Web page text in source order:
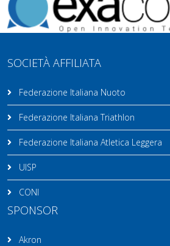
SOCIETÀ AFFILIATA
Federazione Italiana Nuoto
Federazione Italiana Triathlon
Federazione Italiana Atletica Leggera
UISP
CONI
SPONSOR
Akron